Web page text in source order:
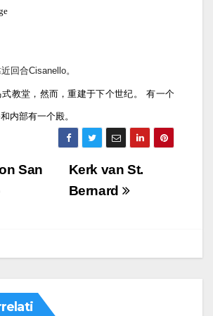
回合Cisanello。
教堂，然而，重建于下个世纪。 有一个
内部有一个殿。
Kerk van St.
Bernard
San